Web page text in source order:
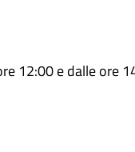
12:00 e dalle ore